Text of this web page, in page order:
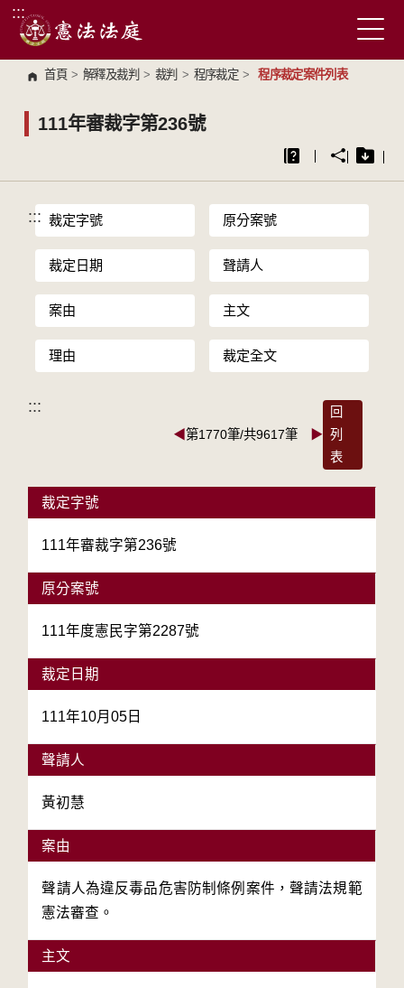
跳到主要內容區塊
:::
首頁 > 解釋及裁判 > 裁判 > 程序裁定 > 程序裁定案件列表
111年審裁字第236號
::: 裁定字號 原分案號
裁定日期 聲請人
案由 主文
理由 裁定全文
:::
◀第1770筆/共9617筆 ▶
回
列
表
裁定字號
111年審裁字第236號
原分案號
111年度憲民字第2287號
裁定日期
111年10月05日
聲請人
黃初慧
案由
聲請人為違反毒品危害防制條例案件，聲請法規範
憲法審查。
主文